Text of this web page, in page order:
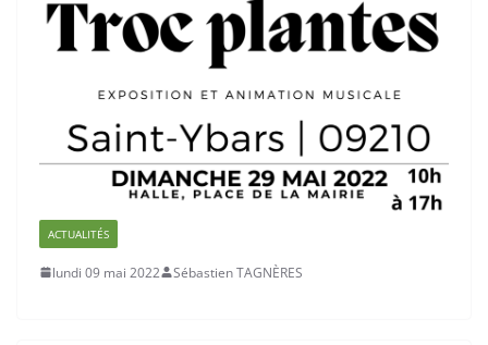
ACTUALITÉS
lundi 09 mai 2022 Sébastien TAGNÈRES